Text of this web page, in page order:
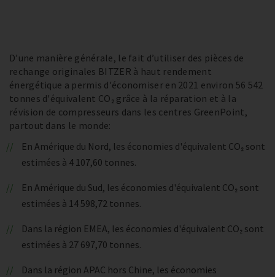
D’une manière générale, le fait d’utiliser des pièces de
rechange originales BITZER à haut rendement
énergétique a permis d'économiser en 2021 environ 56 542
tonnes d'équivalent CO₂ grâce à la réparation et à la
révision de compresseurs dans les centres GreenPoint,
partout dans le monde:
En Amérique du Nord, les économies d'équivalent CO₂ sont
estimées à 4 107,60 tonnes.
En Amérique du Sud, les économies d'équivalent CO₂ sont
estimées à 14 598,72 tonnes.
Dans la région EMEA, les économies d'équivalent CO₂ sont
estimées à 27 697,70 tonnes.
Dans la région APAC hors Chine, les économies